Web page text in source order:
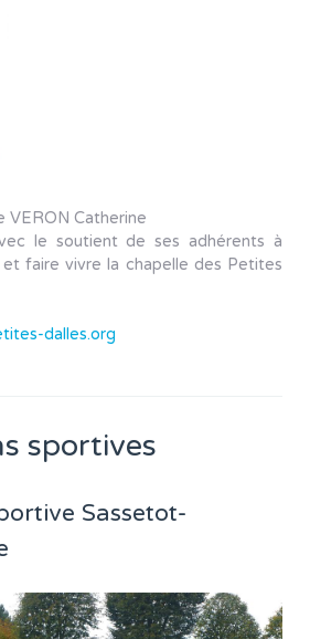
VERON Catherine
le soutient de ses adhérents à
faire vivre la chapelle des Petites
dalles.org
sportives
Sassetot-